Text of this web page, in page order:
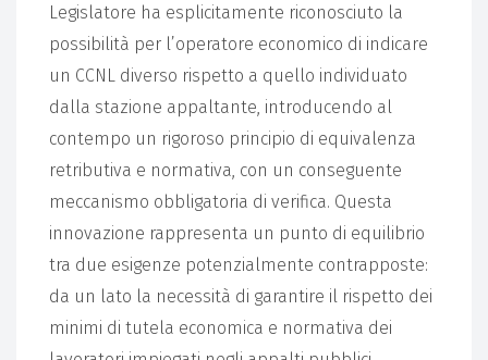
Legislatore ha esplicitamente riconosciuto la
possibilità per l’operatore economico di indicare
un CCNL diverso rispetto a quello individuato
dalla stazione appaltante, introducendo al
contempo un rigoroso principio di equivalenza
retributiva e normativa, con un conseguente
meccanismo obbligatoria di verifica. Questa
innovazione rappresenta un punto di equilibrio
tra due esigenze potenzialmente contrapposte:
da un lato la necessità di garantire il rispetto dei
minimi di tutela economica e normativa dei